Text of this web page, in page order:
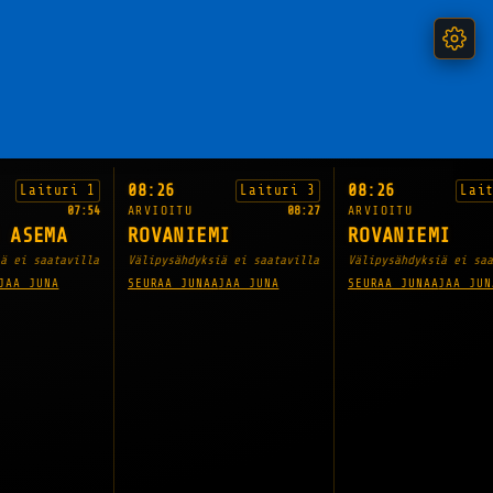
Laituri 1
07:54
ei saatavilla
JAA JUNA
08:26 Laituri 3
ARVIOITU 08:27
ROVANIEMI
Välipysähdyksiä ei saatavilla
SEURAA JUNAAJAA JUNA
08:26
ARVIOITU
ROVANIEMI
Välipysähdyksiä ei
SEURAA JUNAAJAA